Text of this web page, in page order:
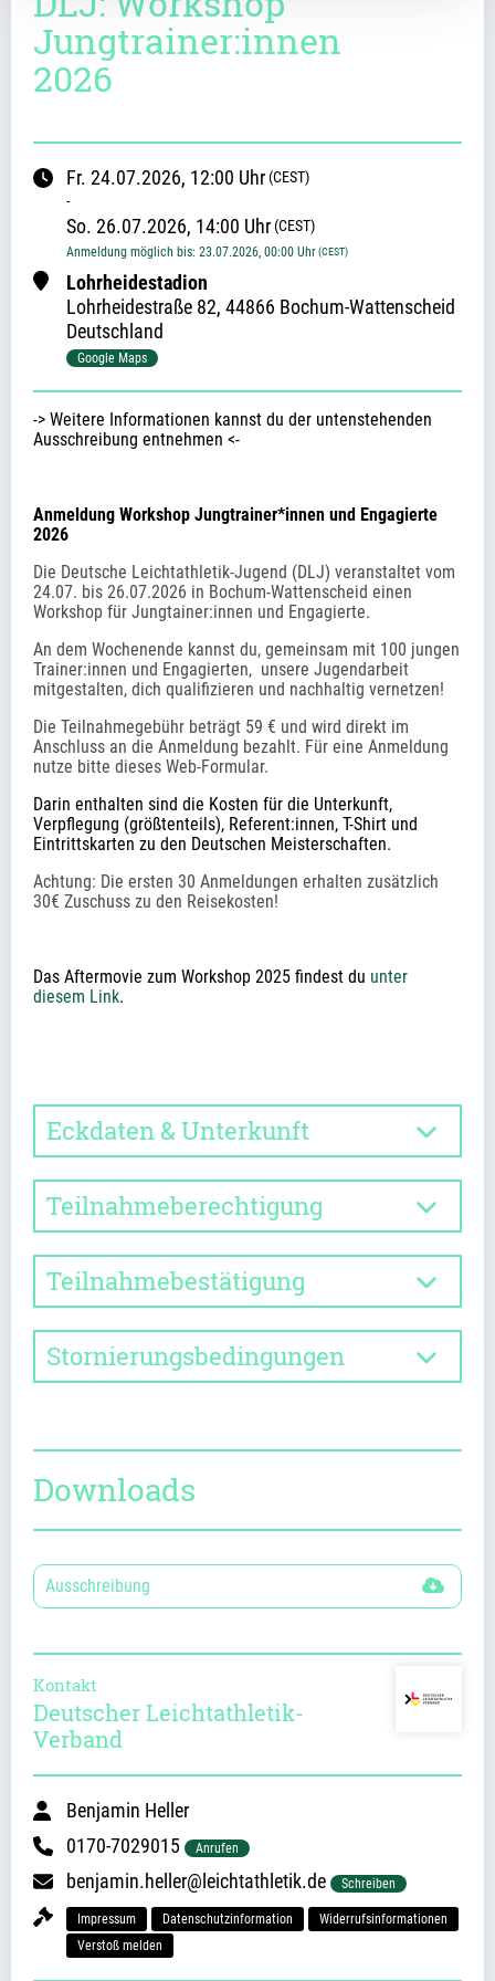
Jungtrainer:innen
2026
Fr. 24.07.2026, 12:00 Uhr(CEST)
-
So. 26.07.2026, 14:00 Uhr(CEST)
Anmeldung möglich bis: 23.07.2026, 00:00 Uhr(CEST)
Lohrheidestadion
Lohrheidestraße 82, 44866 Bochum-Wattenscheid
Deutschland
Google Maps
-> Weitere Informationen kannst du der untenstehenden
Ausschreibung entnehmen <-
Anmeldung Workshop Jungtrainer*innen und Engagierte
2026
Die Deutsche Leichtathletik-Jugend (DLJ) veranstaltet vom
24.07. bis 26.07.2026 in Bochum-Wattenscheid einen
Workshop für Jungtainer:innen und Engagierte.
An dem Wochenende kannst du, gemeinsam mit 100 jungen
Trainer:innen und Engagierten,  unsere Jugendarbeit
mitgestalten, dich qualifizieren und nachhaltig vernetzen!
Die Teilnahmegebühr beträgt 59 € und wird direkt im
Anschluss an die Anmeldung bezahlt. Für eine Anmeldung
nutze bitte dieses Web-Formular.
Darin enthalten sind die Kosten für die Unterkunft,
Verpflegung (größtenteils), Referent:innen, T-Shirt und
Eintrittskarten zu den Deutschen Meisterschaften.
Achtung: Die ersten 30 Anmeldungen erhalten zusätzlich
30€ Zuschuss zu den Reisekosten!
Das Aftermovie zum Workshop 2025 findest du unter
diesem Link.
Eckdaten & Unterkunft
Teilnahmeberechtigung
Teilnahmebestätigung
Stornierungsbedingungen
Downloads
Ausschreibung
Kontakt
Deutscher Leichtathletik-
Verband
Benjamin Heller
0170-7029015
Anrufen
benjamin.heller@leichtathletik.de Schreiben
Impressum Datenschutzinformation
Widerrufsinformationen
Verstoß melden